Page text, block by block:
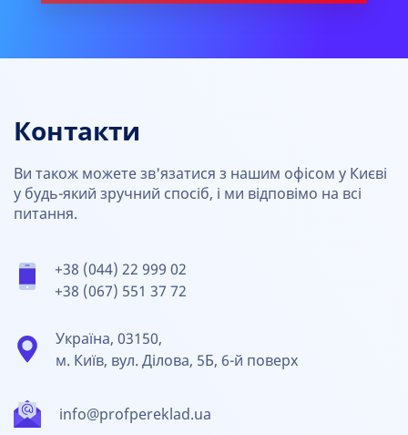
Контакти
Ви також можете зв'язатися з нашим офісом у Києві
у будь-який зручний спосіб, і ми відповімо на всі
питання.
+38 (044) 22 999 02
+38 (067) 551 37 72
info@profpereklad.ua
Україна, 03150,
м. Київ, вул. Ділова, 5Б, 6-й поверх